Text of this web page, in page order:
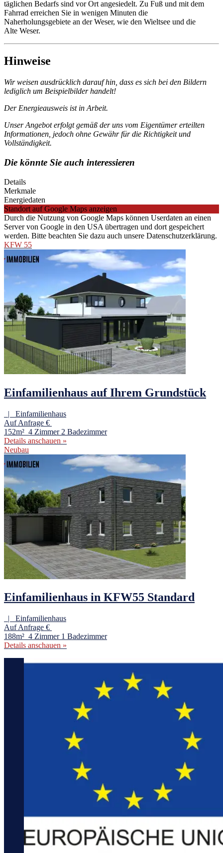
täglichen Bedarfs sind vor Ort angesiedelt. Zu Fuß und mit dem
Fahrrad erreichen Sie in wenigen Minuten die
Naherholungsgebiete an der Weser, wie den Wieltsee und die
Alte Weser.
Hinweise
Wir weisen ausdrücklich darauf hin, dass es sich bei den Bildern
lediglich um Beispielbilder handelt!
Der Energieausweis ist in Arbeit.
Unser Angebot erfolgt gemäß der uns vom Eigentümer erteilten
Informationen, jedoch ohne Gewähr für die Richtigkeit und
Vollständigkeit.
Die könnte Sie auch interessieren
Details
Merkmale
Energiedaten
Standort auf Google Maps anzeigen
Durch die Nutzung von Google Maps können Userdaten an einen
Server von Google in den USA übertragen und dort gespeichert
werden. Bitte beachten Sie dazu auch unsere Datenschutzerklärung.
KFW 55
Einfamilienhaus auf Ihrem Grundstück
| Einfamilienhaus
Auf Anfrage €
152m² 4 Zimmer 2 Badezimmer
Details anschauen »
Neubau
Einfamilienhaus in KFW55 Standard
| Einfamilienhaus
Auf Anfrage €
188m² 4 Zimmer 1 Badezimmer
Details anschauen »